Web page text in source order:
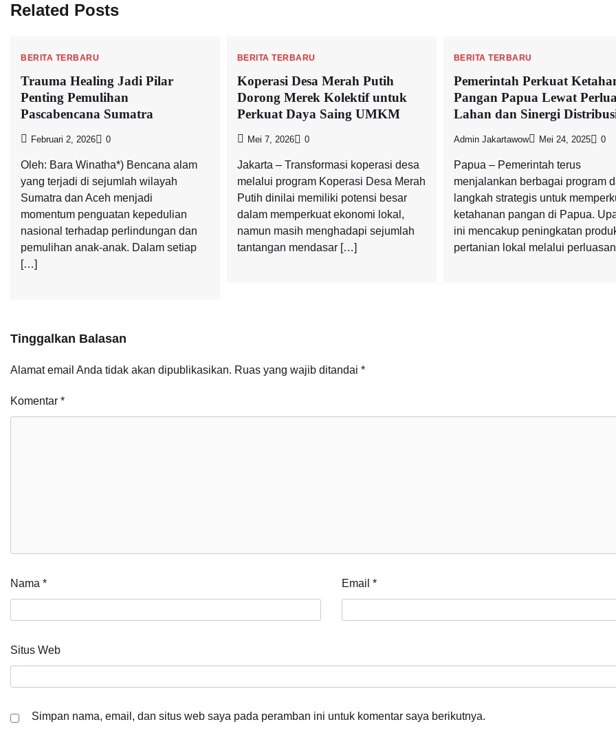
Related Posts
BERITA TERBARU
Trauma Healing Jadi Pilar
Penting Pemulihan
Pascabencana Sumatra
Februari 2, 2026 0
Oleh: Bara Winatha*) Bencana alam
yang terjadi di sejumlah wilayah
Sumatra dan Aceh menjadi
momentum penguatan kepedulian
nasional terhadap perlindungan dan
pemulihan anak-anak. Dalam setiap
[…]
BERITA TERBARU
Koperasi Desa Merah Putih
Dorong Merek Kolektif untuk
Perkuat Daya Saing UMKM
Mei 7, 2026 0
Jakarta – Transformasi koperasi desa
melalui program Koperasi Desa Merah
Putih dinilai memiliki potensi besar
dalam memperkuat ekonomi lokal,
namun masih menghadapi sejumlah
tantangan mendasar […]
BERITA TERBARU
Pemerintah Perkuat
Pangan Papua Lewat
Lahan dan Sinergi
Admin Jakartawow Mei 24, 2025 0
Papua – Pemerintah terus
menjalankan berbagai program
langkah strategis untuk
ketahanan pangan di Papua.
ini mencakup peningkatan
pertanian lokal melalui
Tinggalkan Balasan
Alamat email Anda tidak akan dipublikasikan. Ruas yang wajib ditandai *
Komentar *
Nama * Email*
Situs Web
Simpan nama, email, dan situs web saya pada peramban ini untuk komentar saya berikutnya.